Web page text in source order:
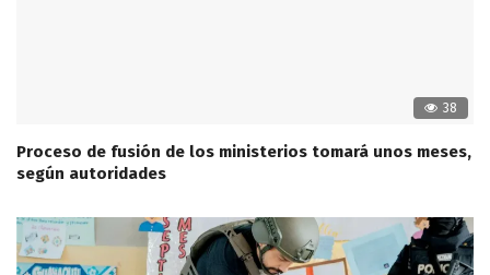
38
Proceso de fusión de los ministerios tomará unos meses,
según autoridades